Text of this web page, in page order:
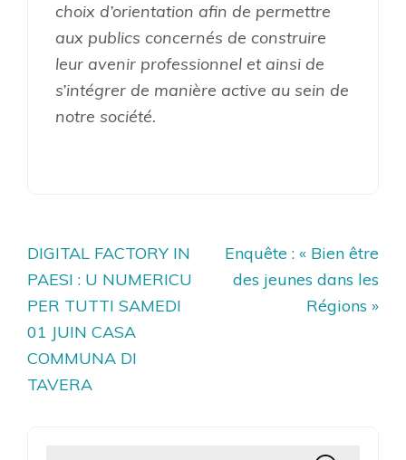
choix d’orientation afin de permettre
aux publics concernés de construire
leur avenir professionnel et ainsi de
s’intégrer de manière active au sein de
notre société.
Navigation
de
l’article
DIGITAL FACTORY IN
PAESI : U NUMERICU
PER TUTTI SAMEDI
01 JUIN CASA
COMMUNA DI
TAVERA
Enquête : « Bien être
des jeunes dans les
Régions »